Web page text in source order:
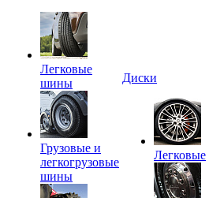
Легковые
шины
Грузовые и
легкогрузовые
шины
Диски
Легковые